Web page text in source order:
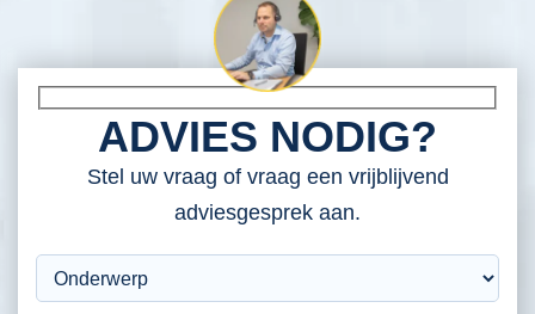
ADVIES NODIG?
Stel uw vraag of vraag een vrijblijvend
adviesgesprek aan.